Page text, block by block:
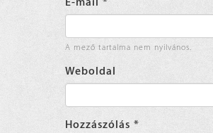
E-mail *
A mező tartalma nem nyilvános.
Weboldal
Hozzászólás *